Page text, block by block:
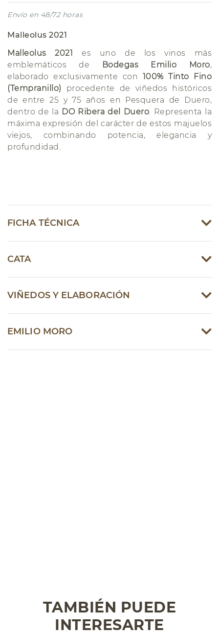
Envío en 48/72 horas
Malleolus 2021
Malleolus 2021 es uno de los vinos más
emblemáticos de
Bodegas Emilio Moro,
elaborado exclusivamente con 100% Tinto Fino
(Tempranillo) procedente de viñedos históricos
de entre 25 y 75 años en Pesquera de Duero,
dentro de la DO Ribera del Duero . Representa la
máxima expresión del carácter de estos majuelos
viejos, combinando potencia, elegancia y
profundidad.
FICHA TÉCNICA
CATA
VIÑEDOS Y ELABORACIÓN
EMILIO MORO
TAMBIÉN PUEDE
INTERESARTE